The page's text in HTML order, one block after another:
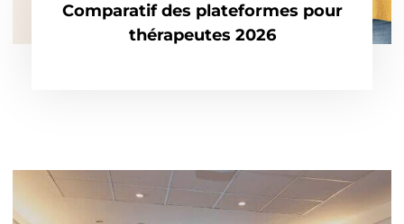
Comparatif des plateformes pour
thérapeutes 2026